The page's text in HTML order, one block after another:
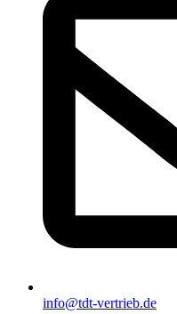
info@tdt-vertrieb.de